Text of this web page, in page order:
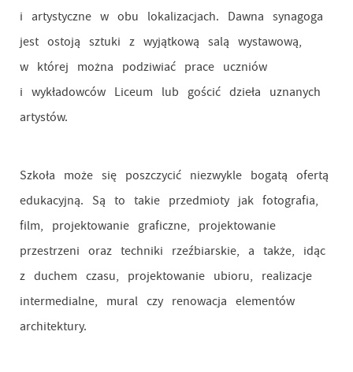
i artystyczne w obu lokalizacjach. Dawna synagoga
jest ostoją sztuki z wyjątkową salą wystawową,
w której można podziwiać prace uczniów
i wykładowców Liceum lub gościć dzieła uznanych
artystów.
Szkoła może się poszczycić niezwykle bogatą ofertą
edukacyjną. Są to takie przedmioty jak fotografia,
film, projektowanie graficzne, projektowanie
przestrzeni oraz techniki rzeźbiarskie, a także, idąc
z duchem czasu, projektowanie ubioru, realizacje
intermedialne, mural czy renowacja elementów
architektury.